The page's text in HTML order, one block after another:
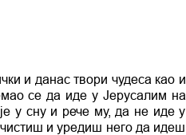
и данас твори чудеса као и
се да иде у Јерусалим на
у сну и рече му, да не иде у
и уредиш него да идеш